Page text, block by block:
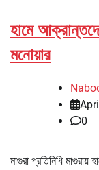
হামে
মনোয়ার
0
মাগুরা প্রতিনিধি মাগুরায়